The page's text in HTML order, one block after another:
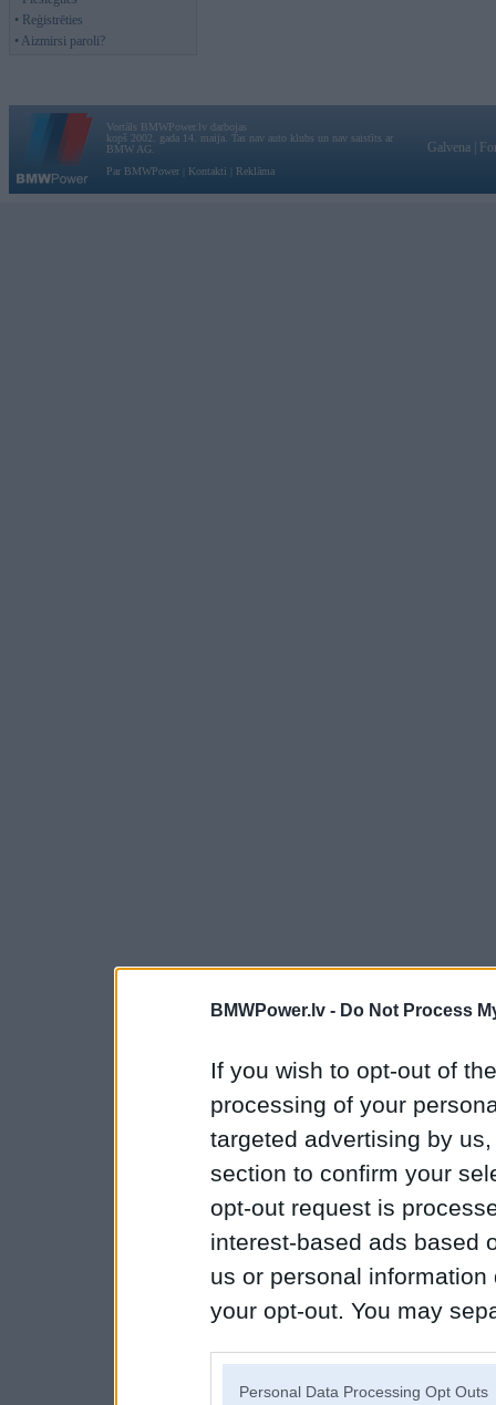
BMWPower.lv - Do Not Process
If you wish to opt-out of
processing of your
targeted advertising by
section to confirm your
opt-out request is
interest-based ads based
us or personal
your opt-out. You may
Personal Data Processing Opt Outs
• Reģistrēties
• Aizmirsi paroli?
Vortāls BMWPower.lv darbojas
kopš 2002. gada 14. maija. Tas nav auto klubs un nav saistīts ar
BMW AG.
Par BMWPower
Kontakti Reklāma
Galvena